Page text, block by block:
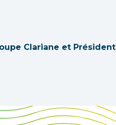
Clariane et